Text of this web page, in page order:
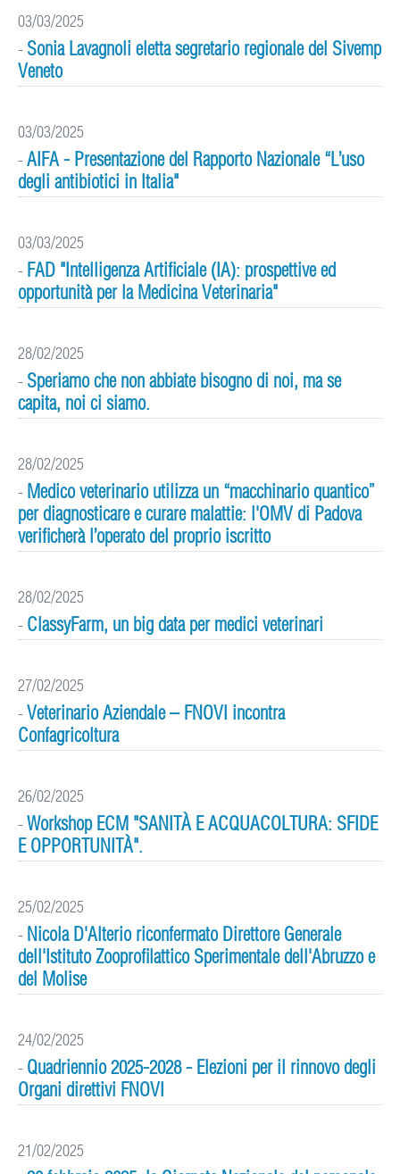
03/03/2025
- Sonia Lavagnoli eletta segretario regionale del Sivemp
Veneto
03/03/2025
-AIFA - Presentazione del Rapporto Nazionale “L’uso
degli antibiotici in Italia"
03/03/2025
- FAD "Intelligenza Artificiale (IA): prospettive ed
opportunità per la Medicina Veterinaria"
28/02/2025
- Speriamo che non abbiate bisogno di noi, ma se
capita, noi ci siamo.
28/02/2025
- Medico veterinario utilizza un “macchinario quantico”
per diagnosticare e curare malattie: l'OMV di Padova
verificherà l’operato del proprio iscritto
28/02/2025
- ClassyFarm, un big data per medici veterinari
27/02/2025
-Veterinario Aziendale – FNOVI incontra
Confagricoltura
26/02/2025
-Workshop ECM "SANITÀ E ACQUACOLTURA: SFIDE
E OPPORTUNITÀ".
25/02/2025
- Nicola D'Alterio riconfermato Direttore Generale
dell'Istituto Zooprofilattico Sperimentale dell'Abruzzo e
del Molise
24/02/2025
- Quadriennio 2025-2028 - Elezioni per il rinnovo degli
Organi direttivi FNOVI
21/02/2025